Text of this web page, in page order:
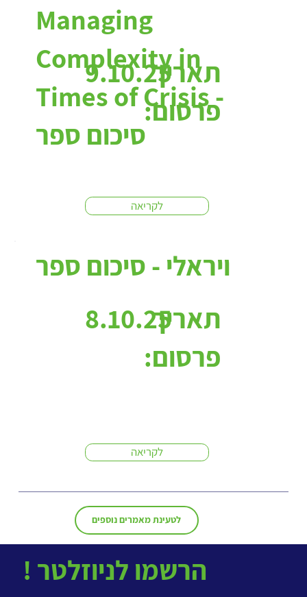
לטעינת מאמרים נוספים
Managing
Complexity in
Times of Crisis -
סיכום ספר
לקריאה
9.10.25תאריך
פרסום:
ויראלי - סיכום ספר
לקריאה
8.10.25תאריך
פרסום:
! הרשמו לניוזלטר